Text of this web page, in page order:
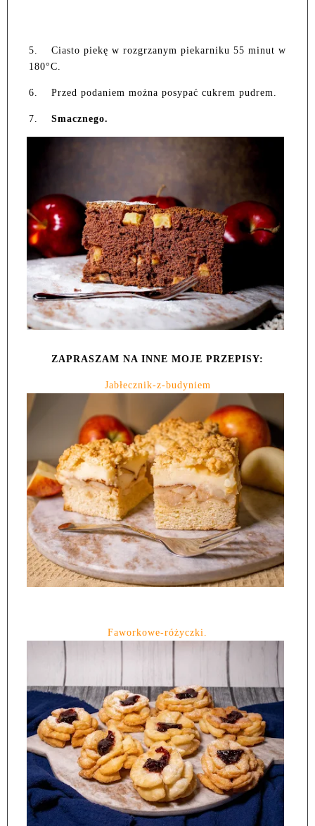
5.
Ciasto piekę w rozgrzanym piekarniku 55 minut w
180°C.
6. Przed podaniem można posypać cukrem pudrem.
7. Smacznego.
ZAPRASZAM NA INNE MOJE PRZEPISY:
Jabłecznik-z-budyniem
Faworkowe-różyczki.